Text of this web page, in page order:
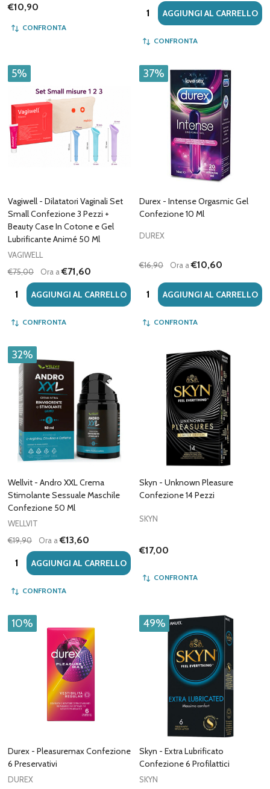
€10,90
CONFRONTA
Quantità:AGGIUNGI AL CARRELLO
CONFRONTA
5%
Vagiwell - Dilatatori Vaginali Set
Small Confezione 3 Pezzi +
Beauty Case In Cotone e Gel
Lubrificante Animé 50 Ml
VAGIWELL
€75,00
Ora a€71,60
Quantità:AGGIUNGI AL CARRELLO
CONFRONTA
37%
Durex - Intense Orgasmic Gel
Confezione 10 Ml
DUREX
€16,90 Ora a€10,60
Quantità:AGGIUNGI AL CARRELLO
CONFRONTA
32%
Wellvit - Andro XXL Crema
Stimolante Sessuale Maschile
Confezione 50 Ml
WELLVIT
€19,90
Ora a€13,60
Quantità:AGGIUNGI AL CARRELLO
CONFRONTA
Skyn - Unknown Pleasure
Confezione 14 Pezzi
SKYN
€17,00
CONFRONTA
10%
Durex - Pleasuremax Confezione
6 Preservativi
DUREX
49%
Skyn - Extra Lubrificato
Confezione 6 Profilattici
SKYN